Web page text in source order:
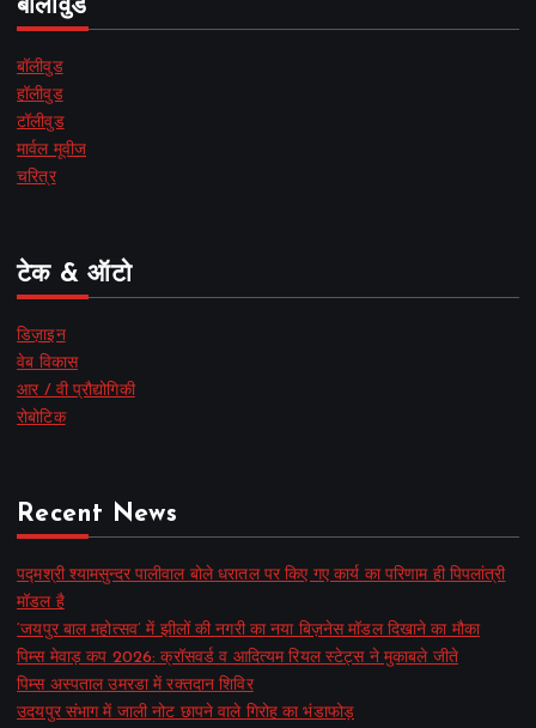
बॉलीवुड
बॉलीवुड
हॉलीवुड
टॉलीवुड
मार्वल मूवीज
चरित्र
टेक & ऑटो
डिज़ाइन
वेब विकास
आर / वी प्रौद्योगिकी
रोबोटिक
Recent News
पद्मश्री श्यामसुन्दर पालीवाल बोले धरातल पर किए गए कार्य का परिणाम ही पिपलांत्री
मॉडल है
‘जयपुर बाल महोत्सव’ में झीलों की नगरी का नया बिज़नेस मॉडल दिखाने का मौका
पिम्स मेवाड़ कप 2026: क्रॉसवर्ड व आदित्यम रियल स्टेट्स ने मुकाबले जीते
पिम्स अस्पताल उमरडा में रक्तदान शिविर
उदयपुर संभाग में जाली नोट छापने वाले गिरोह का भंडाफोड़